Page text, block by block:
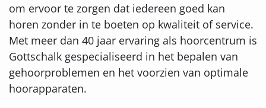
om ervoor te zorgen dat iedereen goed kan
horen zonder in te boeten op kwaliteit of service.
Met meer dan 40 jaar ervaring als hoorcentrum is
Gottschalk gespecialiseerd in het bepalen van
gehoorproblemen en het voorzien van optimale
hoorapparaten.